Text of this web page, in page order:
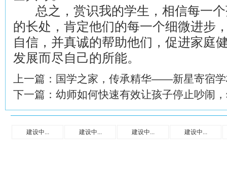
总之，赏识我的学生，相信每一
的长处，肯定他们的每一个细微进步
自信，并真诚的帮助他们，促进家庭
发展而尽自己的所能。
上一篇： 国学之家，传承精华——新星寄宿
下一篇： 幼师如何快速有效让孩子停止吵闹
建设中... 建设中... 建设中... 建设中...